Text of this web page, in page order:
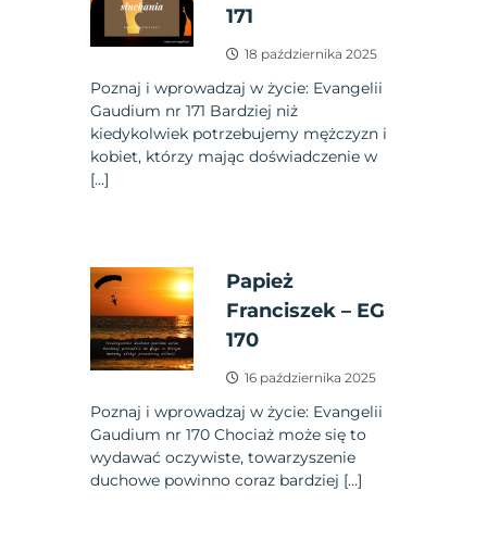
171
18 października 2025
Poznaj i wprowadzaj w życie: Evangelii
Gaudium nr 171 Bardziej niż
kiedykolwiek potrzebujemy mężczyzn i
kobiet, którzy mając doświadczenie w
[…]
Papież
Franciszek – EG
170
16 października 2025
Poznaj i wprowadzaj w życie: Evangelii
Gaudium nr 170 Chociaż może się to
wydawać oczywiste, towarzyszenie
duchowe powinno coraz bardziej […]